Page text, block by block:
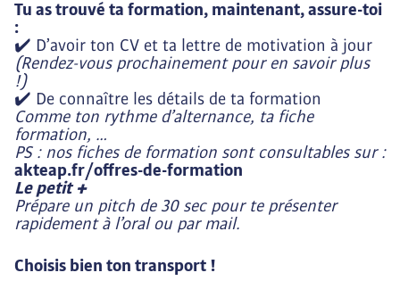
Tu as trouvé ta formation, maintenant, assure-toi
:
✔️ D’avoir ton CV et ta lettre de motivation à jour
(Rendez-vous prochainement pour en savoir plus
!)
✔️ De connaître les détails de ta formation
Comme ton rythme d’alternance, ta fiche
formation, …
PS : nos fiches de formation sont consultables sur :
akteap.fr/offres-de-formation
Le petit +
Prépare un pitch de 30 sec pour te présenter
rapidement à l’oral ou par mail.
Choisis bien ton transport !